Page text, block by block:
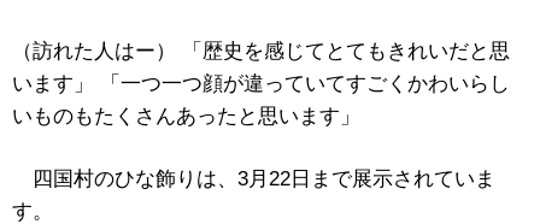
（訪れた人はー） 「歴史を感じてとてもきれいだと思
います」 「一つ一つ顔が違っていてすごくかわいらし
いものもたくさんあったと思います」
四国村のひな飾りは、3月22日まで展示されていま
す。